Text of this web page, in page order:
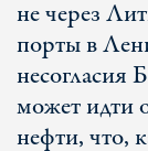
не через
порты в
несогласия
может идти
нефти, что,